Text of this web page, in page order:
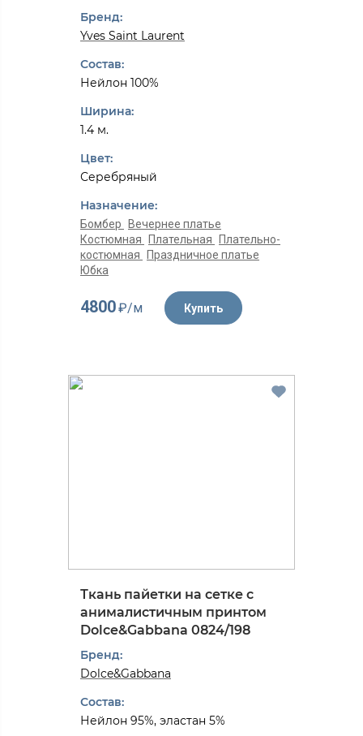
Бренд:
Yves Saint Laurent
Состав:
Нейлон 100%
Ширина:
1.4 м.
Цвет:
Серебряный
Назначение:
Бомбер
Вечернее платье
Костюмная
Плательная
Плательно-
костюмная
Праздничное платье
Юбка
4800₽/м Купить
Ткань пайетки на сетке с
анималистичным принтом
Dolce&Gabbana 0824/198
Бренд:
Dolce&Gabbana
Состав:
Нейлон 95%, эластан 5%